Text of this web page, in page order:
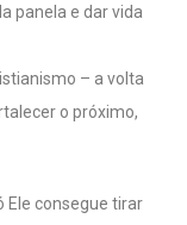
panela e dar vida
– a volta
o próximo,
Ele consegue tirar